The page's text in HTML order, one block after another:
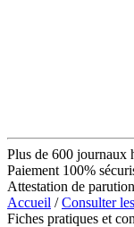
Plus de 600 journaux
Paiement 100%
Attestation de
Accueil /Consulter
Fiches pratiques et